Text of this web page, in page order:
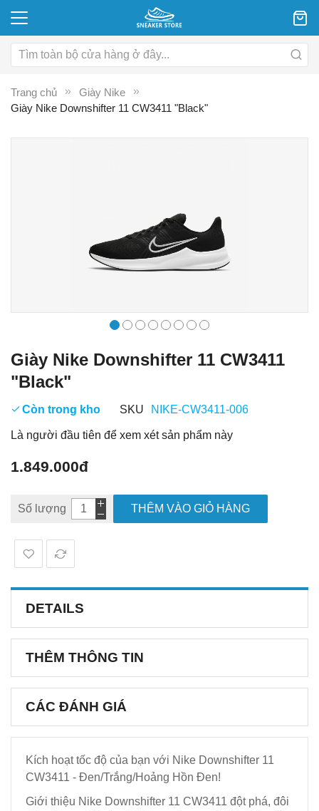
Trang chủ
Giày Nike
Giày Nike Downshifter 11 CW3411 "Black"
Giày Nike Downshifter 11 CW3411
"Black"
Còn trong kho SKU NIKE-CW3411-006
Là người đầu tiên để xem xét sản phẩm này
1.849.000đ
Số lượng THÊM VÀO GIỎ HÀNG
DETAILS
THÊM THÔNG TIN
CÁC ĐÁNH GIÁ
Kích hoạt tốc độ của bạn với Nike Downshifter 11
CW3411 - Đen/Trắng/Hoảng Hồn Đen!
Giới thiệu Nike Downshifter 11 CW3411 đột phá, đôi